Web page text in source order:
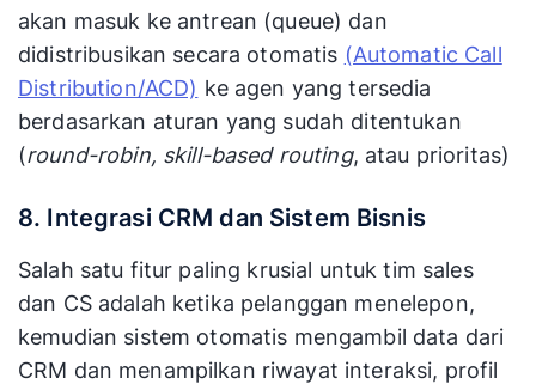
akan masuk ke antrean (queue) dan
didistribusikan secara otomatis (Automatic Call
Distribution/ACD) ke agen yang tersedia
berdasarkan aturan yang sudah ditentukan
(round-robin, skill-based routing, atau prioritas)
8. Integrasi CRM dan Sistem Bisnis
Salah satu fitur paling krusial untuk tim sales
dan CS adalah ketika pelanggan menelepon,
kemudian sistem otomatis mengambil data dari
CRM dan menampilkan riwayat interaksi, profil